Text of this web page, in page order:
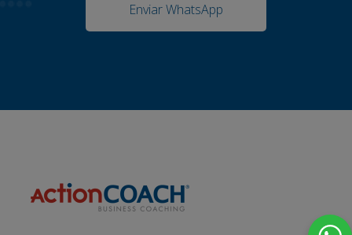
Enviar WhatsApp